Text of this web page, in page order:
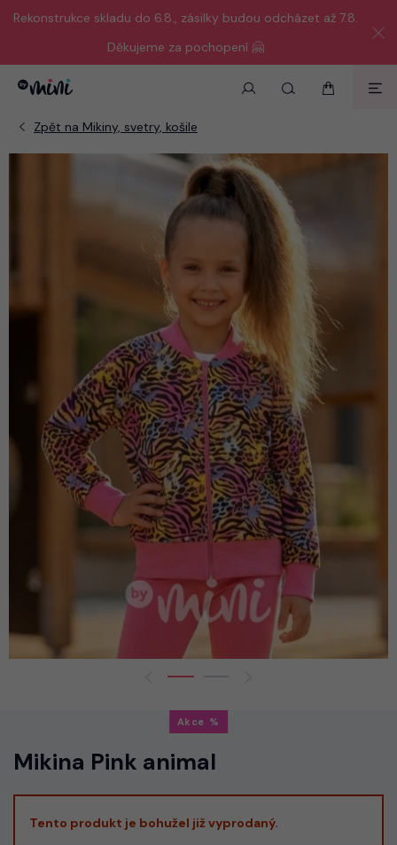
Rekonstrukce skladu do 6.8., zásilky budou odcházet až 7.8.
Děkujeme za pochopení 🤗
Akce
Mikina Pink animal
Tento produkt je bohužel již vyprodaný.